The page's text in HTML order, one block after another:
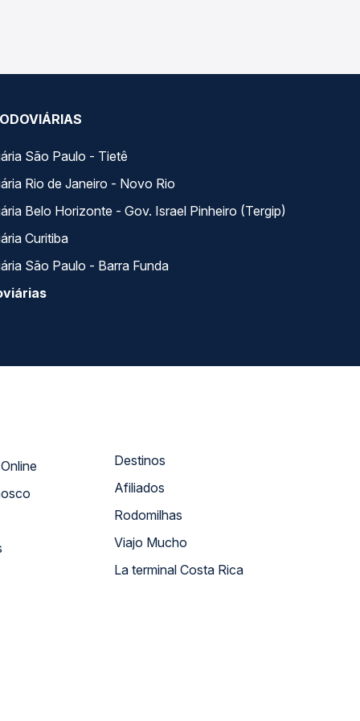
São Paulo - Tietê
Rio de Janeiro - Novo Rio
Belo Horizonte - Gov. Israel Pinheiro (Tergip)
Curitiba
São Paulo - Barra Funda
Atendimento Online
Destinos
Afiliados
Rodomilhas
Viajo Mucho
La terminal Costa Rica